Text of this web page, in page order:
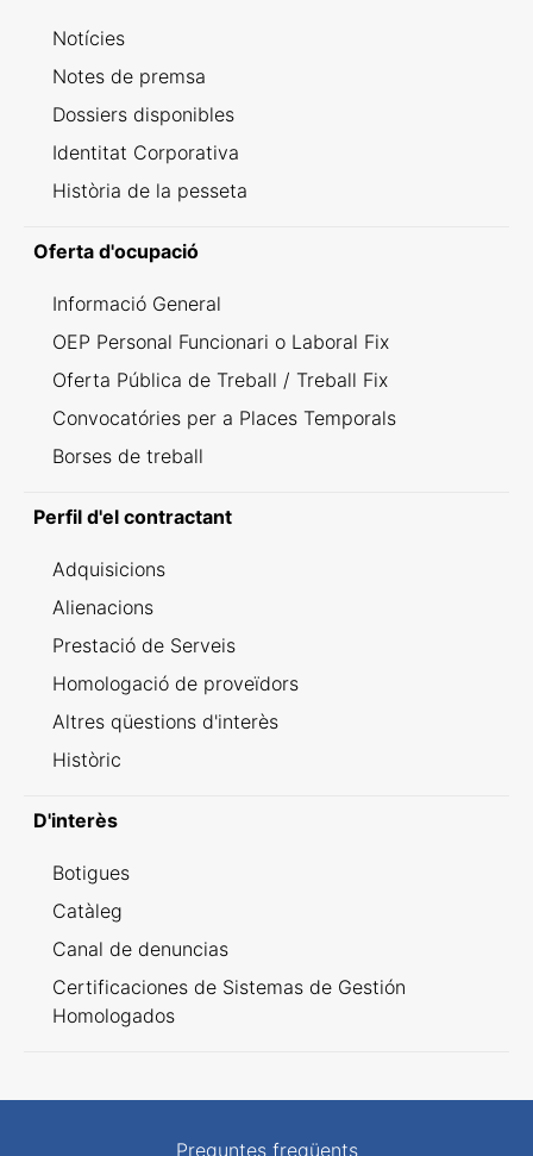
Notícies
Notes de premsa
Dossiers disponibles
Identitat Corporativa
Història de la pesseta
Oferta d'ocupació
Informació General
OEP Personal Funcionari o Laboral Fix
Oferta Pública de Treball / Treball Fix
Convocatóries per a Places Temporals
Borses de treball
Perfil d'el contractant
Adquisicions
Alienacions
Prestació de Serveis
Homologació de proveïdors
Altres qüestions d'interès
Històric
D'interès
Botigues
Catàleg
Canal de denuncias
Certificaciones de Sistemas de Gestión
Homologados
Preguntes freqüents